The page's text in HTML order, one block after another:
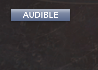
AUDIBLE